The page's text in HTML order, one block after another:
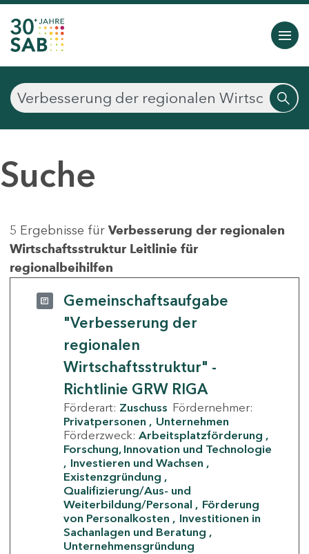
Suche
5 Ergebnisse für Verbesserung der regionalen
Wirtschaftsstruktur Leitlinie für
regionalbeihilfen
Gemeinschaftsaufgabe
"Verbesserung der
regionalen
Wirtschaftsstruktur" -
Richtlinie GRW RIGA
Förderart: Zuschuss Fördernehmer:
Privatpersonen
Unternehmen
Förderzweck: Arbeitsplatzförderung
Forschung, Innovation und Technologie
Investieren und Wachsen
Existenzgründung
Qualifizierung/Aus- und
Weiterbildung/Personal
Förderung
von Personalkosten
Investitionen in
Sachanlagen und Beratung
Unternehmensgründung